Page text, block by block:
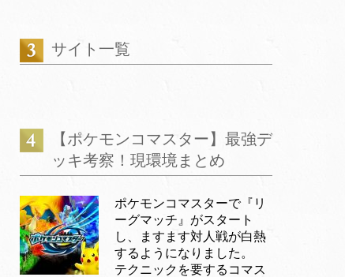
サイト一覧
【ポケモンコマスター】最強デ
ッキ考察！現環境まとめ
ポケモンコマスターで『リ
ーグマッチ』がスタート
し、ますます対人戦が白熱
するようになりました。
テクニックを要するコマス